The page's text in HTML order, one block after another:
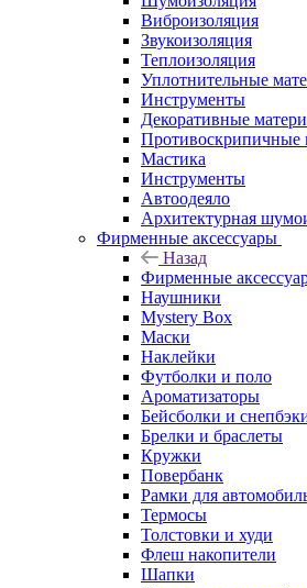
Виброизоляция
Звукоизоляция
Теплоизоляция
Уплотнительные
Инструменты
Декоративные
Противоскрипичные
Мастика
Инструменты
Автоодеяло
Архитектурная
Фирменные аксессуары
Назад
Фирменные
Наушники
Mystery Box
Маски
Наклейки
Футболки и поло
Ароматизаторы
Бейсболки и
Брелки и браслеты
Кружки
Повербанк
Рамки для
Термосы
Толстовки и худи
Флеш накопители
Шапки